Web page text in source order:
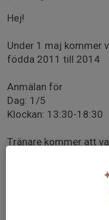
Hej!
Under 1 maj kommer
födda 2011 till 2014
Anmälan för
Dag: 1/5
Klockan: 13:30-18:30
Tränare kommer att
Mästare i lag och
Mellanmål: Klubben
mellanmål/frukt till